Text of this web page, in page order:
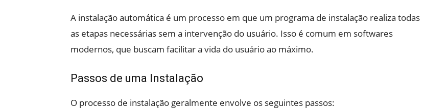
A instalação automática é um processo em que um programa de instalação realiza todas
as etapas necessárias sem a intervenção do usuário. Isso é comum em softwares
modernos, que buscam facilitar a vida do usuário ao máximo.
Passos de uma Instalação
O processo de instalação geralmente envolve os seguintes passos: